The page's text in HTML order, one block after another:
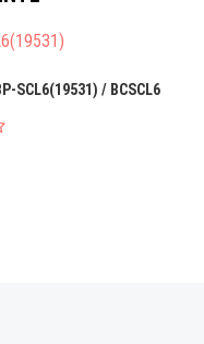
SCL6(19531) / BCSCL6